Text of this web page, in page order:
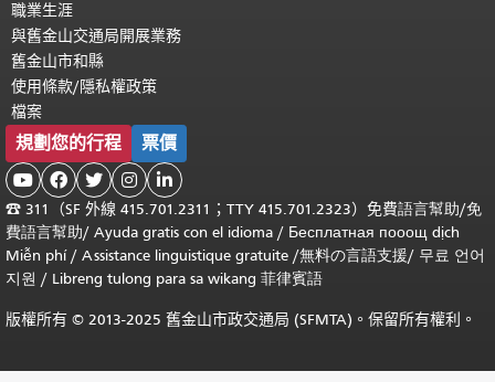
職業生涯
與舊金山交通局開展業務
舊金山市和縣
使用條款/隱私權政策
檔案
規劃您的行程 票價
    
☎ 311（SF 外線 415.701.2311；TTY 415.701.2323）免費語言幫助/免
費語言幫助/ Ayuda gratis con el idioma / Бесплатная пооощ dịch
Miễn phí/ Assistance linguistique gratuite /無料の言語支援/ 무료 언어
지원 / Libreng tulong para sa wikang 菲律賓語
版權所有 © 2013-2025 舊金山市政交通局 (SFMTA)。保留所有權利。